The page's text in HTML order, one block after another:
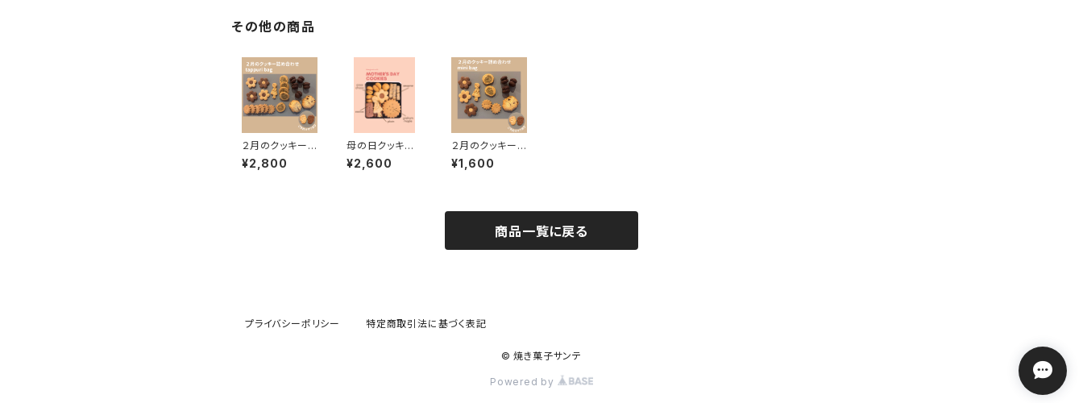
その他の商品
２月のクッキー【t
appuri bag】
¥2,800
母の日クッキー
缶
¥2,600
２月のクッキー
【mini bag】
¥1,600
商品一覧に戻る
プライバシーポリシー 特定商取引法に基づく表記
© 焼き菓子サンテ
Powered by